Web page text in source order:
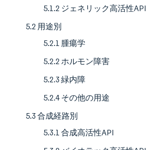
5.1.2 ジェネリック高活性API
5.2 用途別
5.2.1 腫瘍学
5.2.2 ホルモン障害
5.2.3 緑内障
5.2.4 その他の用途
5.3 合成経路別
5.3.1 合成高活性API